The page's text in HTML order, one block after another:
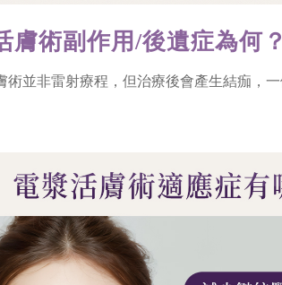
膚術副作用/後遺症為何？
術並非雷射療程，但治療後會產生結痂，